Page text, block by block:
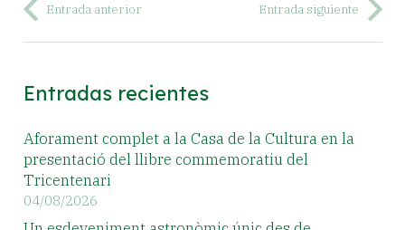
Entrada anterior Entrada siguiente
Entradas recientes
Aforament complet a la Casa de la Cultura en la
presentació del llibre commemoratiu del
Tricentenari
04/08/2026